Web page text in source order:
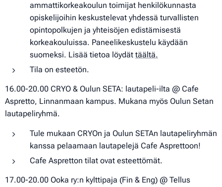
ammattikorkeakoulun toimijat henkilökunnasta
opiskelijoihin keskustelevat yhdessä turvallisten
opintopolkujen ja yhteisöjen edistämisestä
korkeakouluissa. Paneelikeskustelu käydään
suomeksi. Lisää tietoa löydät täältä.
Tila on esteetön.
16.00-20.00 CRYO & Oulun SETA: lautapeli-ilta @ Cafe
Aspretto, Linnanmaan kampus. Mukana myös Oulun Setan
lautapeliryhmä.
Tule mukaan CRYOn ja Oulun SETAn lautapeliryhmän
kanssa pelaamaan lautapelejä Cafe Asprettoon!
Cafe Aspretton tilat ovat esteettömät.
17.00-20.00 Ooka ry:n kylttipaja (Fin & Eng) @ Tellus